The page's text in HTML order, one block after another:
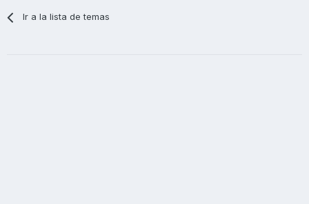
Ir a la lista de temas